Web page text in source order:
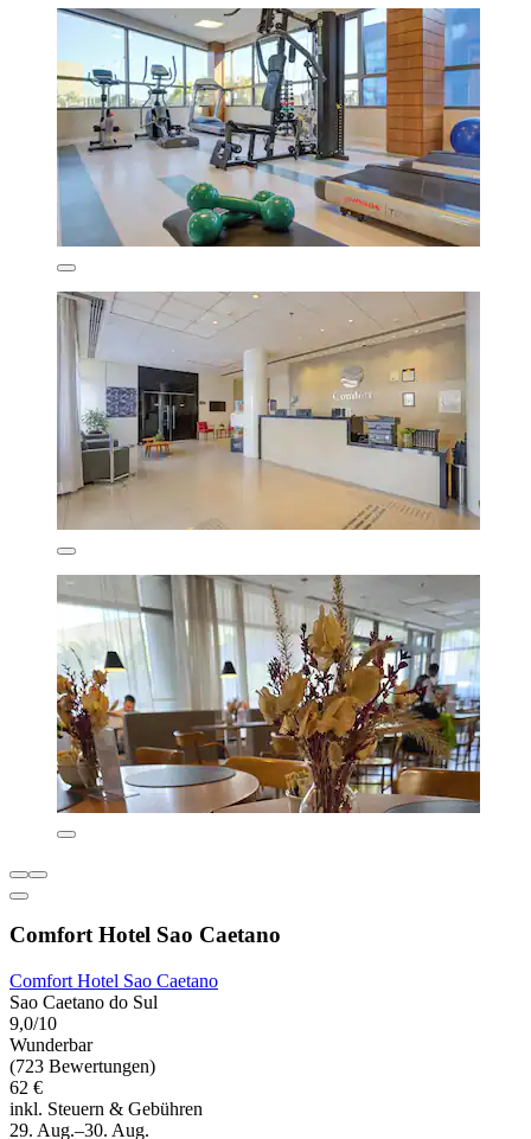
Comfort Hotel Sao Caetano
Comfort Hotel Sao Caetano
Sao Caetano do Sul
9,0/10
Wunderbar
(723 Bewertungen)
62 €
inkl. Steuern & Gebühren
29. Aug.–30. Aug.